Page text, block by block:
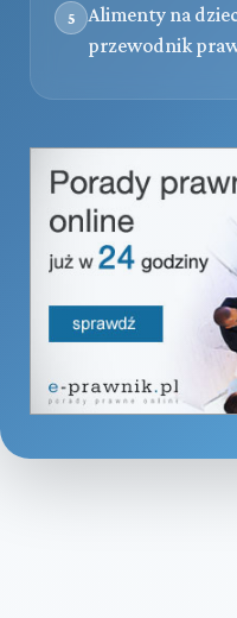
5
Alimenty na
przewodnik